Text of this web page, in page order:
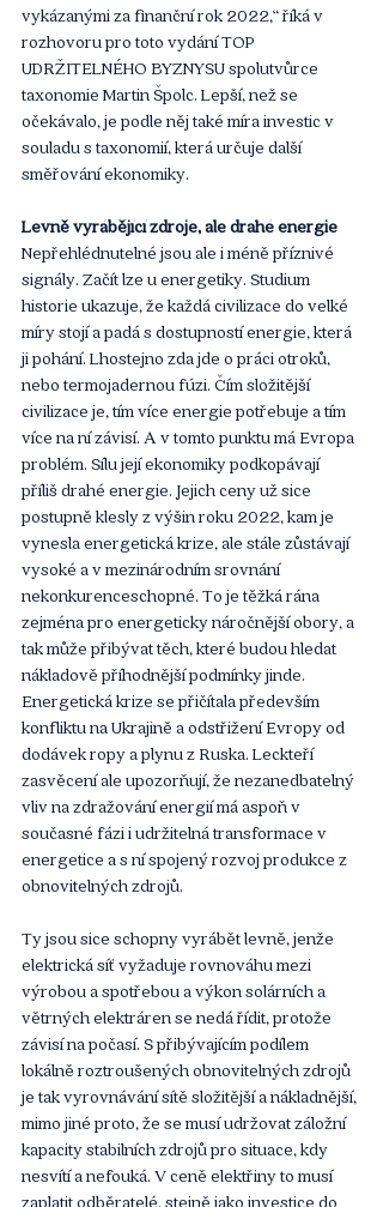
vykázanými za finanční rok 2022,“ říká v
rozhovoru pro toto vydání TOP
UDRŽITELNÉHO BYZNYSU spolutvůrce
taxonomie Martin Špolc. Lepší, než se
očekávalo, je podle něj také míra investic v
souladu s taxonomií, která určuje další
směřování ekonomiky.
Levně vyrábějící zdroje, ale drahé energie
Nepřehlédnutelné jsou ale i méně příznivé
signály. Začít lze u energetiky. Studium
historie ukazuje, že každá civilizace do velké
míry stojí a padá s dostupností energie, která
ji pohání. Lhostejno zda jde o práci otroků,
nebo termojadernou fúzi. Čím složitější
civilizace je, tím více energie potřebuje a tím
více na ní závisí. A v tomto punktu má Evropa
problém. Sílu její ekonomiky podkopávají
příliš drahé energie. Jejich ceny už sice
postupně klesly z výšin roku 2022, kam je
vynesla energetická krize, ale stále zůstávají
vysoké a v mezinárodním srovnání
nekonkurenceschopné. To je těžká rána
zejména pro energeticky náročnější obory, a
tak může přibývat těch, které budou hledat
nákladově příhodnější podmínky jinde.
Energetická krize se přičítala především
konfliktu na Ukrajině a odstřižení Evropy od
dodávek ropy a plynu z Ruska. Leckteří
zasvěcení ale upozorňují, že nezanedbatelný
vliv na zdražování energií má aspoň v
současné fázi i udržitelná transformace v
energetice a s ní spojený rozvoj produkce z
obnovitelných zdrojů.
Ty jsou sice schopny vyrábět levně, jenže
elektrická síť vyžaduje rovnováhu mezi
výrobou a spotřebou a výkon solárních a
větrných elektráren se nedá řídit, protože
závisí na počasí. S přibývajícím podílem
lokálně roztroušených obnovitelných zdrojů
je tak vyrovnávání sítě složitější a nákladnější,
mimo jiné proto, že se musí udržovat záložní
kapacity stabilních zdrojů pro situace, kdy
nesvítí a nefouká. V ceně elektřiny to musí
zaplatit odběratelé, stejně jako investice do